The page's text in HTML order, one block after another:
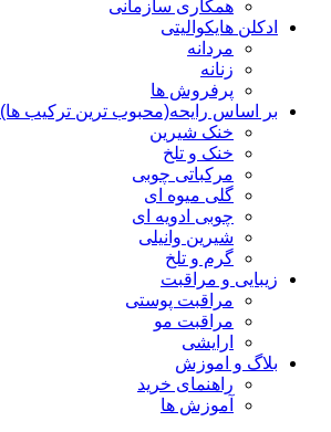
همکاری سازمانی
ادکلن هایکوالیتی
مردانه
زنانه
پرفروش ها
بر اساس رایحه(محبوب ترین ترکیب ها)
خنک شیرین
خنک و تلخ
مرکباتی چوبی
گلی میوه ای
چوبی ادویه ای
شیرین وانیلی
گرم و تلخ
زیبایی و مراقبت
مراقبت پوستی
مراقبت مو
ارایشی
بلاگ و اموزش
راهنمای خرید
آموزش ها